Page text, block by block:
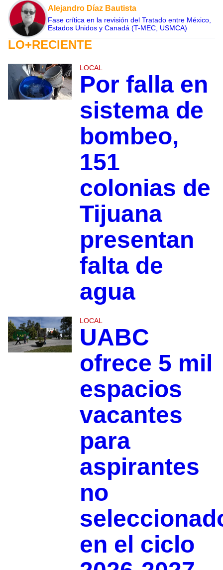
Alejandro Díaz Bautista
Fase crítica en la revisión del Tratado entre México,
Estados Unidos y Canadá (T-MEC, USMCA)
LO+RECIENTE
LOCAL
Por falla en
sistema de
bombeo,
151
colonias de
Tijuana
presentan
falta de
agua
LOCAL
UABC
ofrece 5 mil
espacios
vacantes
para
aspirantes
no
en el ciclo